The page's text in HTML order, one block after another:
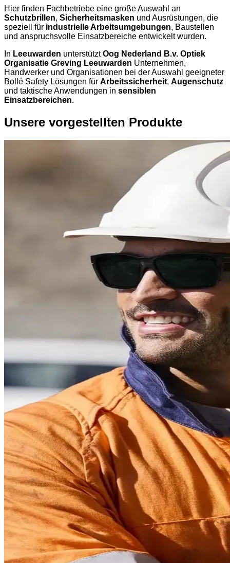
Hier finden Fachbetriebe eine große Auswahl an
Schutzbrillen, Sicherheitsmasken und Ausrüstungen, die
speziell für industrielle Arbeitsumgebungen, Baustellen
und anspruchsvolle Einsatzbereiche entwickelt wurden.
In Leeuwarden unterstütztOog Nederland B.v. Optiek
Organisatie Greving Leeuwarden Unternehmen,
Handwerker und Organisationen bei der Auswahl geeigneter
Bollé Safety Lösungen für Arbeitssicherheit, Augenschutz
und taktische Anwendungen in sensiblen
Einsatzbereichen.
Unsere vorgestellten Produkte